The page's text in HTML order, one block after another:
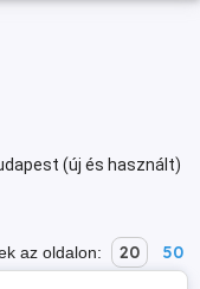
(új és használt)
az oldalon: 20 50